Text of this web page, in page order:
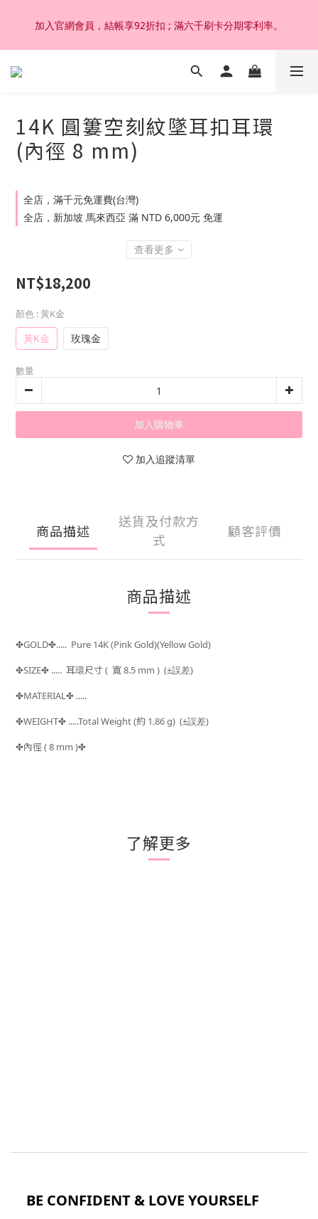
加入官網會員，結帳享92折扣 ; 滿六千刷卡分期零利率。
加入官網會員，結帳享92折扣 ; 滿六千刷卡分期零利率。
韓國設計製作。純14K 18K金，非鍍金非注金；洗澡，運動(汗
加入官網會員，結帳享92折扣 ; 滿六千刷卡分期零利率。
14K 圓簍空刻紋墜耳扣耳環
(內徑 8 mm)
全店，滿千元免運費(台灣)
全店，新加坡 馬來西亞 滿 NTD 6,000元 免運
查看更多
NT$18,200
顏色 : 黃K金
黃K金 玫瑰金
數量
加入購物車
加入追蹤清單
商品描述
送貨及付款方
式
顧客評價
商品描述
✤GOLD✤..... Pure 14K (Pink Gold)(Yellow Gold)
✤SIZE✤ ..... 耳環尺寸 ( 寬 8.5 mm ) (±誤差)
✤MATERIAL✤ .....
✤WEIGHT✤ .....Total Weight (約 1.86g) (±誤差)
✤內徑 ( 8 mm )✤
了解更多
BE CONFIDENT & LOVE YOURSELF